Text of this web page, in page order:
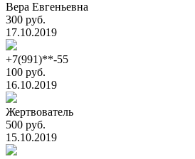
Вера Евгеньевна
300 руб.
17.10.2019
+7(991)**-55
100 руб.
16.10.2019
Жертвователь
500 руб.
15.10.2019